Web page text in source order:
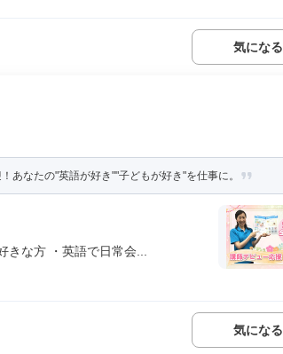
気になる
あなたの"英語が好き""子どもが好き"を仕事に。
な方 ・英語で日常会...
気になる